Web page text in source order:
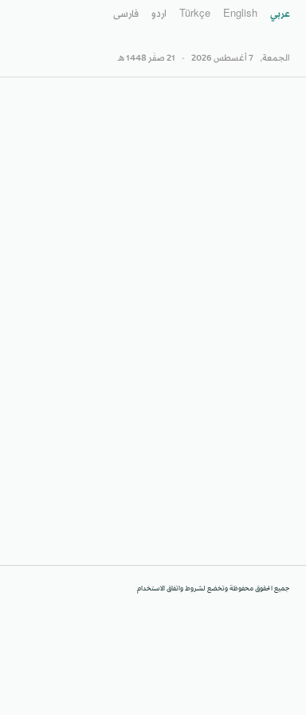
عربي English
Türkçe اردو فارسى
الجمعة, 7 أغسطس 2026 - 21 صفَر 1448 هـ
جميع الحقوق محفوظة وتخضع لشروط واتفاق الاستخدام